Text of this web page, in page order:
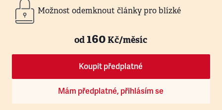
Možnost odemknout články pro blízké
od160Kč/měsíc
Koupit předplatné
Mám předplatné, přihlásím se